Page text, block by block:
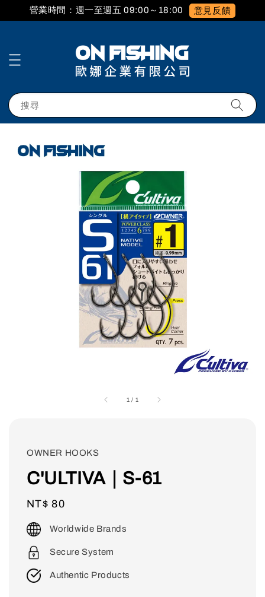
營業時間：週一至週五 09:00～18:00 意見反饋
搜尋
1 / 1
OWNER HOOKS
C'ULTIVA｜S-61
Regular
price
NT$ 80
Worldwide Brands
Secure System
Authentic Products